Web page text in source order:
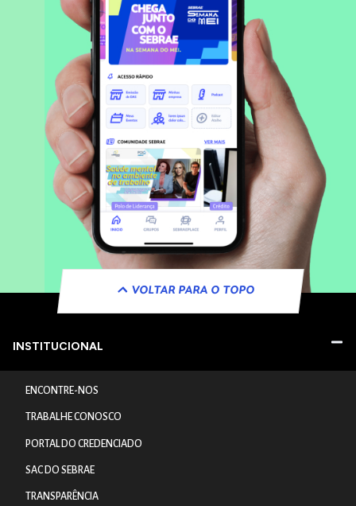
VOLTAR PARA O TOPO
INSTITUCIONAL
ENCONTRE-NOS
TRABALHE CONOSCO
PORTAL DO CREDENCIADO
SAC DO SEBRAE
TRANSPARÊNCIA